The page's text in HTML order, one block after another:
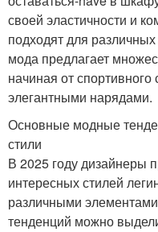
своей эластичности и
подходят для
мода предлагает
начиная от спортивного
элегантными нарядами.
Основные модные
стили
В 2025 году дизайнеры
интересных стилей
различными
тенденций можно